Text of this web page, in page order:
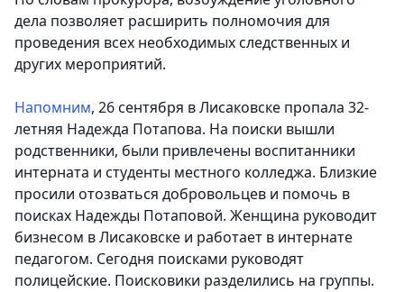
дела позволяет расширить полномочия для
проведения всех необходимых следственных и
других мероприятий.
Напомним, 26 сентября в Лисаковске пропала 32-
летняя Надежда Потапова. На поиски вышли
родственники, были привлечены воспитанники
интерната и студенты местного колледжа. Близкие
просили отозваться добровольцев и помочь в
поисках Надежды Потаповой. Женщина руководит
бизнесом в Лисаковске и работает в интернате
педагогом. Сегодня поисками руководят
полицейские. Поисковики разделились на группы.